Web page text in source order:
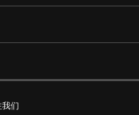
们